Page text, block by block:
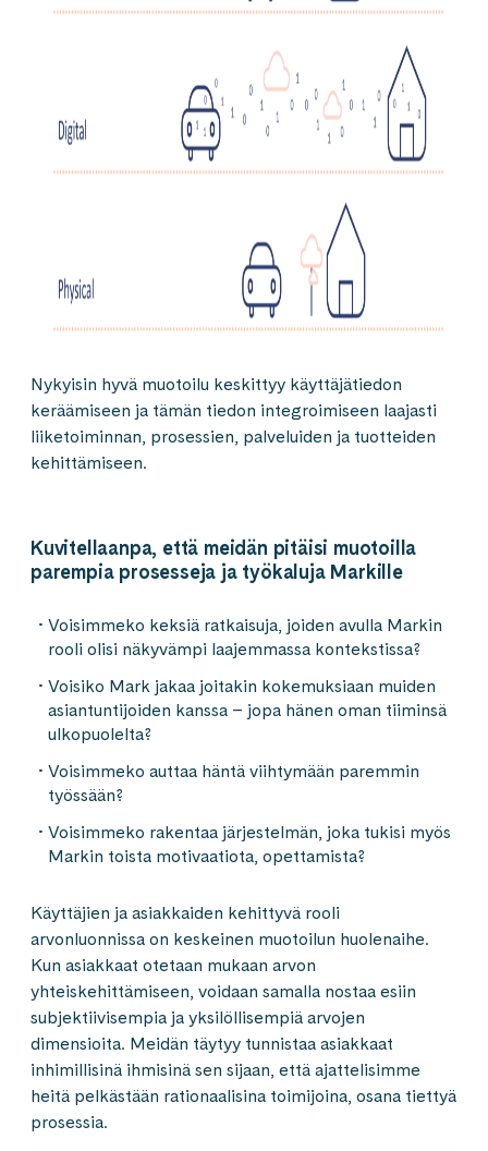
Nykyisin hyvä muotoilu keskittyy käyttäjätiedon
keräämiseen ja tämän tiedon integroimiseen laajasti
liiketoiminnan, prosessien, palveluiden ja tuotteiden
kehittämiseen.
Kuvitellaanpa, että meidän pitäisi muotoilla
parempia prosesseja ja työkaluja Markille
Voisimmeko keksiä ratkaisuja, joiden avulla Markin
rooli olisi näkyvämpi laajemmassa kontekstissa?
Voisiko Mark jakaa joitakin kokemuksiaan muiden
asiantuntijoiden kanssa – jopa hänen oman tiiminsä
ulkopuolelta?
Voisimmeko auttaa häntä viihtymään paremmin
työssään?
Voisimmeko rakentaa järjestelmän, joka tukisi myös
Markin toista motivaatiota, opettamista?
Käyttäjien ja asiakkaiden kehittyvä rooli
arvonluonnissa on keskeinen muotoilun huolenaihe.
Kun asiakkaat otetaan mukaan arvon
yhteiskehittämiseen, voidaan samalla nostaa esiin
subjektiivisempia ja yksilöllisempiä arvojen
dimensioita. Meidän täytyy tunnistaa asiakkaat
inhimillisinä ihmisinä sen sijaan, että ajattelisimme
heitä pelkästään rationaalisina toimijoina, osana tiettyä
prosessia.